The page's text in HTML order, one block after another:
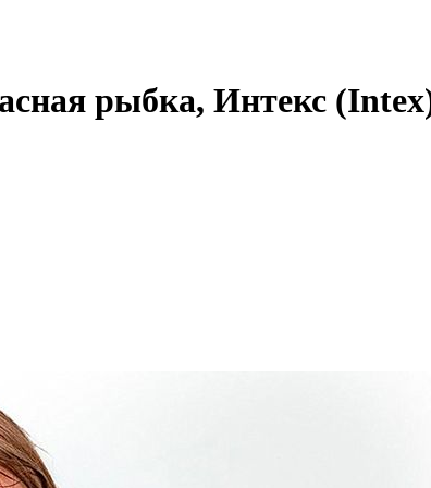
рыбка, Интекс